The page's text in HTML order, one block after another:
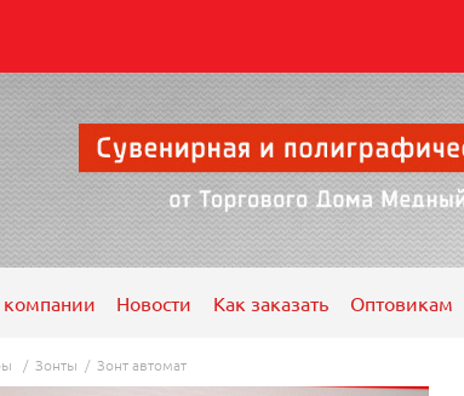
Новости Как заказать Оптовикам
/ Зонты / Зонт автомат